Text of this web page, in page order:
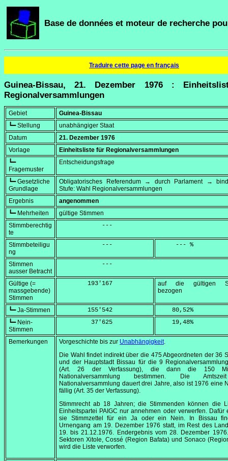
Base de données et moteur de recherche
Traduire cette page en français
Guinea-Bissau, 21. Dezember 1976 :
Regionalversammlungen
Gebiet
Guinea-Bissau
┗━ Stellung
unabhängiger Staat
Datum
21. Dezember 1976
Vorlage
Einheitsliste für Regionalversammlungen
┗━
Fragemuster
Entscheidungsfrage
┗━ Gesetzliche
Grundlage
Obligatorisches Referendum → durch Parlament →
Stufe: Wahl Regionalversammlungen
Ergebnis
angenommen
┗━ Mehrheiten
gültige Stimmen
Stimmberechtig
te
            ---
Stimmbeteiligu
ng
            ---
     --- %
Stimmen
ausser Betracht
            ---
Gültige (=
massgebende)
Stimmen
        193'167
auf die gültigen
bezogen
┗━ Ja-Stimmen
        155'542
    80,52
%
┗━ Nein-
Stimmen
         37'625
    19,48
%
Bemerkungen Vorgeschichte bis zur Unabhängigkeit.
Die Wahl findet indirekt über die 475 Abgeordneten der 36
und der Hauptstadt Bissau für die 9
(Art. 26 der Verfassung), die dann die 150
Nationalversammlung bestimmen. Die
Nationalversammlung dauert drei Jahre, also ist 1976 eine
fällig (Art. 35 der Verfassung).
Stimmrecht ab 18 Jahren; die Stimmenden können die
Einheitspartei PAIGC nur annehmen oder verwerfen. Dafür
sie Stimmzettel für ein Ja oder ein Nein. In Bissau
Urnengang am 19. Dezember 1976 statt, im Rest des
19. bis21.12.1976. Endergebnis vom28. Dezember 1976
Sektoren Xitole, Cossé (Region Bafata) und Sonaco
wird die Liste verworfen.